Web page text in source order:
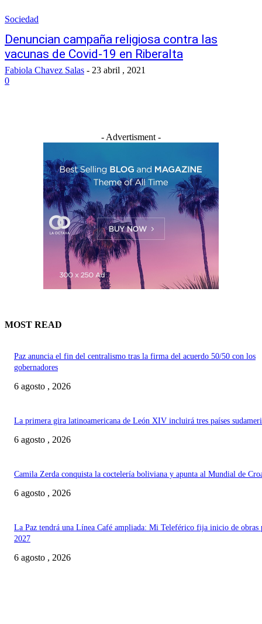
Sociedad
Denuncian campaña religiosa contra las
vacunas de Covid-19 en Riberalta
Fabiola Chavez Salas - 23 abril , 2021
0
- Advertisment -
MOST READ
Paz anuncia el fin del centralismo tras la firma del acuerdo 50/50 con los
gobernadores
6 agosto , 2026
La primera gira latinoamericana de León XIV incluirá tres países
6 agosto , 2026
Camila Zerda conquista la coctelería boliviana y apunta al Mundial de
6 agosto , 2026
La Paz tendrá una Línea Café ampliada: Mi Teleférico fija inicio de obras
2027
6 agosto , 2026